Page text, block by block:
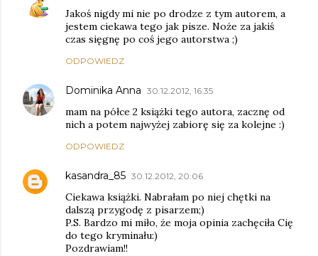
Jakoś nigdy mi nie po drodze z tym autorem, a
jestem ciekawa tego jak pisze. Noże za jakiś
czas sięgnę po coś jego autorstwa ;)
ODPOWIEDZ
Dominika Anna 30.12.2012, 16:35
mam na półce 2 książki tego autora, zacznę od
nich a potem najwyżej zabiorę się za kolejne :)
ODPOWIEDZ
kasandra_85 30.12.2012, 20:06
Ciekawa książki. Nabrałam po niej chętki na
dalszą przygodę z pisarzem;)
P.S. Bardzo mi miło, że moja opinia zachęciła Cię
do tego kryminału:)
Pozdrawiam!!